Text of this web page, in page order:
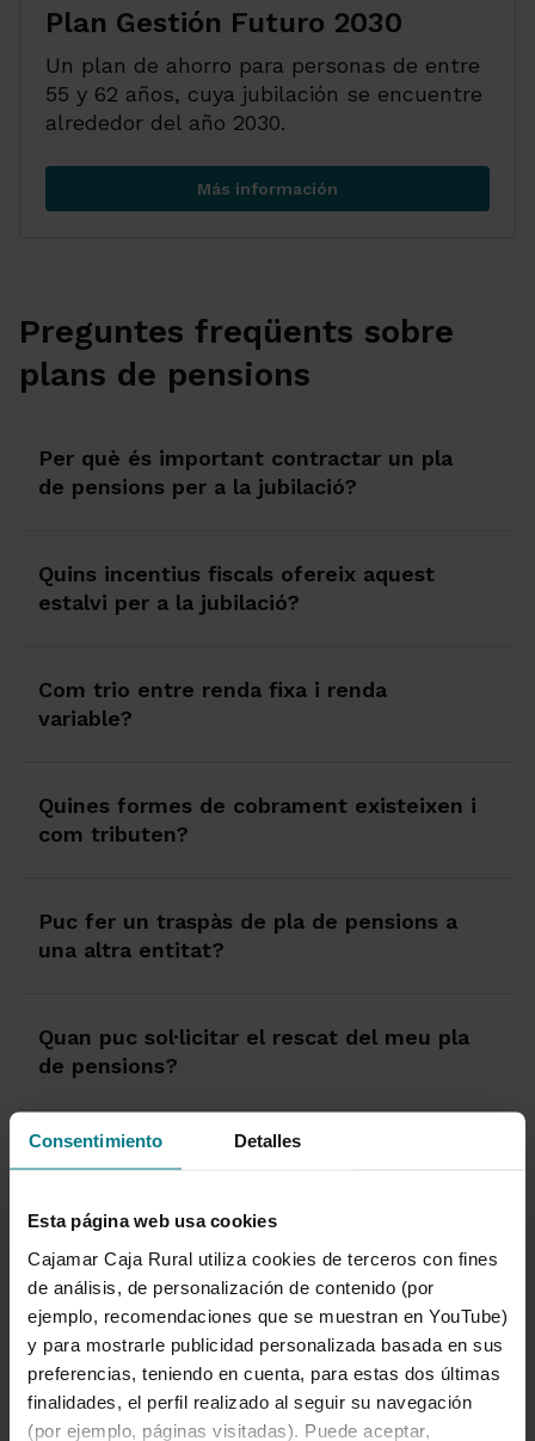
Consentimiento Detalles
Esta página web usa cookies
Cajamar Caja Rural utiliza cookies de terceros con fines
de análisis, de personalización de contenido (por
ejemplo, recomendaciones que se muestran en YouTube)
y para mostrarle publicidad personalizada basada en sus
preferencias, teniendo en cuenta, para estas dos últimas
finalidades, el perfil realizado al seguir su navegación
(por ejemplo, páginas visitadas). Puede aceptar,
Plan Gestión Futuro 2030
Un plan de ahorro para personas de entre
55 y 62 años, cuya jubilación se encuentre
alrededor del año 2030.
Más informaciónPlan Gestión Futuro 2030
Preguntes freqüents sobre
plans de pensions
Per què és important contractar un pla
de pensions per a la jubilació?
Quins incentius fiscals ofereix aquest
estalvi per a la jubilació?
Com trio entre renda fixa i renda
variable?
Quines formes de cobrament existeixen i
com tributen?
Puc fer un traspàs de pla de pensions a
una altra entitat?
Quan puc sol·licitar el rescat del meu pla
de pensions?
Saber més sobre jubilació
1 de 1